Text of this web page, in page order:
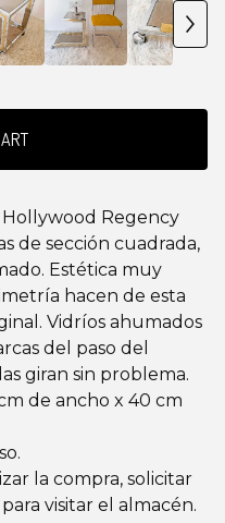
Regency
de sección cuadrada,
Estética muy
hacen de esta
Vidríos ahumados
del paso del
giran sin problema.
de ancho x 40 cm
la compra, solicitar
visitar el almacén.